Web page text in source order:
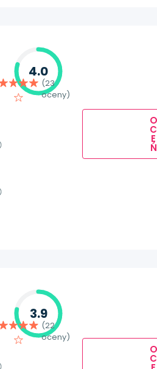
4.0
(23
oceny)
O
C
E
Ń
3.9
(22
oceny)
O
C